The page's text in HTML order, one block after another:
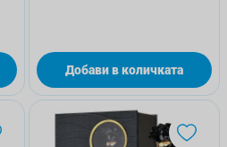
Добави в количката